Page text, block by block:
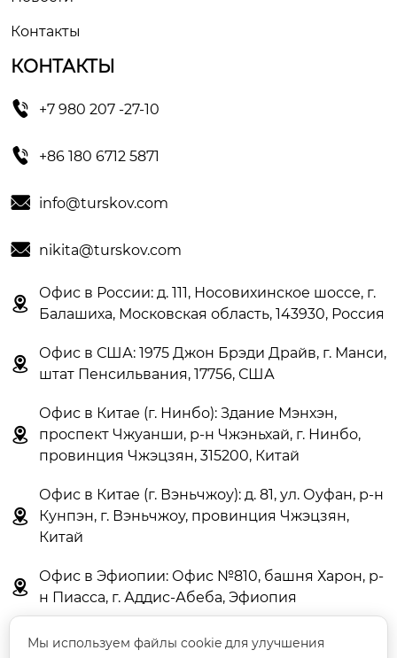
Контакты
КОНТАКТЫ
 +7 980 207 -27-10
 +86 180 6712 5871
 info@turskov.com
 nikita@turskov.com

Офис в России: д. 111, Носовихинское шоссе, г.
Балашиха, Московская область, 143930, Россия

Офис в США: 1975 Джон Брэди Драйв, г. Манси,
штат Пенсильвания, 17756, США

Офис в Китае (г. Нинбо): Здание Мэнхэн,
проспект Чжуанши, р-н Чжэньхай, г. Нинбо,
провинция Чжэцзян, 315200, Китай

Офис в Китае (г. Вэньчжоу): д. 81, ул. Оуфан, р-н
Кунпэн, г. Вэньчжоу, провинция Чжэцзян,
Китай

Офис в Эфиопии: Офис №810, башня Харон, р-
н Пиасса, г. Аддис-Абеба, Эфиопия
Мы используем файлы cookie для улучшения